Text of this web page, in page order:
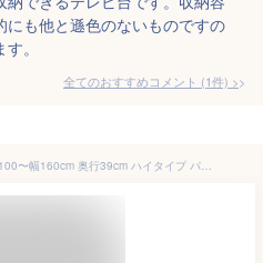
も他と遜色のないものですの
。
全てのおすすめコメント (1件) >
伸縮式 木製 コーナーデスク 幅100〜幅160cm 奥行39cm ハイタイプ パソコンデスク L型デスク L字型 伸縮デスク 机 おしゃれ ラック 北欧モダン 書斎机 伸縮TV台 サイドボード リビングボード 省スペース 学習デスク 学習机 事務所机 ワークデスク つくえ テレビ台 スライド